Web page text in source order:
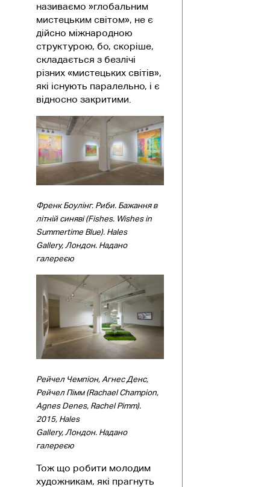
називаємо »глобальним
мистецьким світом», не є
дійсно міжнародною
структурою, бо, скоріше,
складається з безлічі
різних «мистецьких світів»,
які існують паралельно, і є
відносно закритими.
Френк Боулінг. Риби. Бажання в
літній синяві (Fishes. Wishes in
Summertime Blue). Hales
Gallery, Лондон. Надано
галереєю
Рейчел Чемпіон, Агнес Денс,
Рейчел Пімм (Rachael Champion,
Agnes Denes, Rachel Pimm).
2015, Hales
Gallery, Лондон. Надано
галереєю
Тож що робити молодим
художникам, які прагнуть